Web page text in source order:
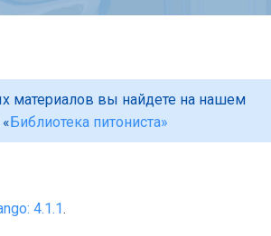
материалов вы найдете на нашем
Библиотека питониста»
4.1.1.